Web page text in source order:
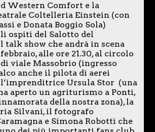
Western Comfort e la
Coltelleria Einstein (con
e Donata Boggio Sola)
ospiti del Salotto del
talk show che andrà in scena
alle ore 21.30, al circolo
viale Massobrio (ingresso
anche il pilota di aerei
l’imprenditrice Ursula Stor (una
aperto un agriturismo a Ponti,
della nostra zona), la
Silvani, il fotografo
e Simona Robotti che